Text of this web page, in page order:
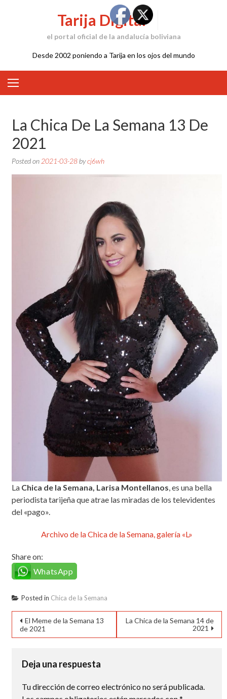
Tarija Digital
el portal oficial de la andalucía boliviana
Desde 2002 poniendo a Tarija en los ojos del mundo
La Chica De La Semana 13 De
2021
Posted on 2021-03-28bycj6wh
La Chica de la Semana, Larisa Montellanos, es una bella
periodista tarijeña que atrae las miradas de los televidentes
del «pago».
Archivo de la Chica de la Semana, galería «L»
Share on:
WhatsApp
Posted in Chica de la Semana
Navegación
de
entradas
El Meme de la Semana 13
de 2021
La Chica de la Semana 14 de
2021
Deja una respuesta
Tu dirección de correo electrónico no será publicada.